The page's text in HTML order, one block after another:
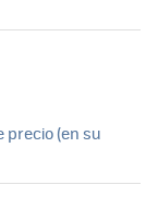
precio (en su